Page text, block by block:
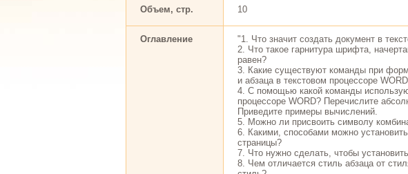
Объем, стр. 10
Оглавление
"1. Что значит создать документ в
2. Что такое гарнитура шрифта,
равен?
3. Какие существуют команды при
и абзаца в текстовом процессоре
4. С помощью какой команды
процессоре WORD? Перечислите
Приведите примеры вычислений.
5. Можно ли присвоить символу
6. Какими, способами можно
страницы?
7. Что нужно сделать, чтобы
8. Чем отличается стиль абзаца от